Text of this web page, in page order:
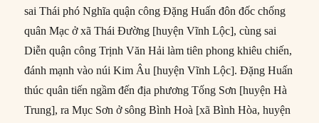
sai Thái phó Nghĩa quận công Đặng Huấn đôn đốc chống
quân Mạc ở xã Thái Đường [huyện Vĩnh Lộc], cùng sai
Diễn quận công Trịnh Văn Hải làm tiên phong khiêu chiến,
đánh mạnh vào núi Kim Âu [huyện Vĩnh Lộc]. Đặng Huấn
thúc quân tiến ngầm đến địa phương Tống Sơn [huyện Hà
Trung], ra Mục Sơn ở sông Bình Hoà [xã Bình Hòa, huyện